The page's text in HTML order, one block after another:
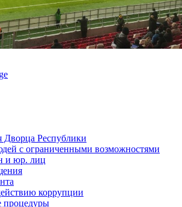
Дворца Республики
с ограниченными возможностями
и юр. лиц
коррупции
процедуры